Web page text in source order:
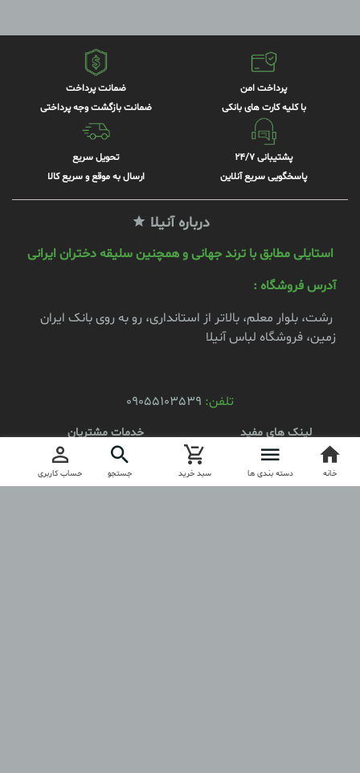
پرداخت امن
با کلیه کارت های بانکی
ضمانت پرداخت
ضمانت بازگشت وجه پرداختی
پشتیبانی 24/7
پاسخگویی سریع آنلاین
تحویل سریع
ارسال به موقع و سریع کالا
درباره آنیلا
استایلی مطابق با ترند جهانی و همچنین سلیقه دختران ایرانی
آدرس فروشگاه :
رشت، بلوار معلم، بالاتر از استانداری، رو به روی بانک ایران
زمین، فروشگاه لباس آنیلا
تلفن: 09055103539
لینک های مفید
محصولات
ثبت نام
خدمات مشتریان
کد مرسوله
خانه دسته بندی ها سبد خرید جستجو حساب کاربری